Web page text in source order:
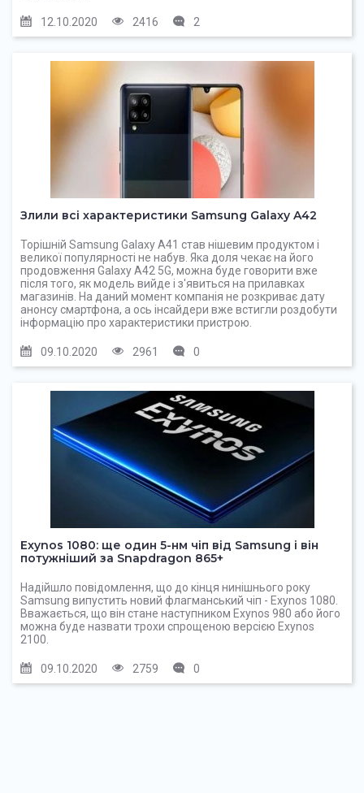
12.10.2020 2416 2
Злили всі характеристики Samsung Galaxy A42
Торішній Samsung Galaxy A41 став нішевим продуктом і
великої популярності не набув. Яка доля чекає на його
продовження Galaxy A42 5G, можна буде говорити вже
після того, як модель вийде і з'явиться на прилавках
магазинів. На даний момент компанія не розкриває дату
анонсу смартфона, а ось інсайдери вже встигли роздобути
інформацію про характеристики пристрою.
09.10.2020 2961 0
Exynos 1080: ще один 5-нм чіп від Samsung і він
потужніший за Snapdragon 865+
Надійшло повідомлення, що до кінця нинішнього року
Samsung випустить новий флагманський чіп - Exynos 1080.
Вважається, що він стане наступником Exynos 980 або його
можна буде назвати трохи спрощеною версією Exynos
2100.
09.10.2020 2759 0